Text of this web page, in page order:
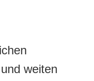
weiten